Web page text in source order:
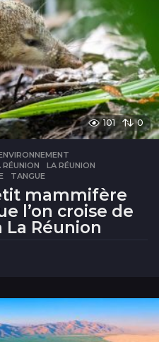
101 0
RÉUNION ,LA RÉUNION
,TANGUE
mammifère
l’on croise de
Réunion